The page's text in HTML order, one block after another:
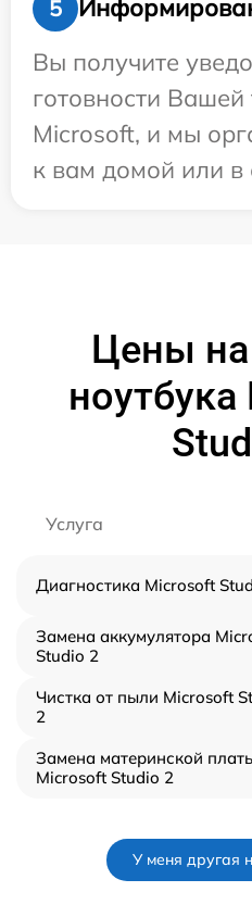
5
Вы получите
готовности Вашей
Microsoft, и мы
к вам домой или в
Цены
Услуга
Диагностика Microsoft
Замена аккумулятора
Studio 2
Чистка от пыли Microsoft
2
Замена материнской
Microsoft Studio 2
У меня другая